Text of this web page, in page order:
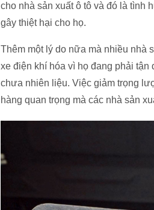
cho nhà sản xuất ô tô và đó là tình
gây thiệt hại cho họ.
Thêm một lý do nữa mà nhiều nhà
xe điện khí hóa vì họ đang phải tận
chưa nhiên liệu. Việc giảm trọng
hàng quan trọng mà các nhà sản